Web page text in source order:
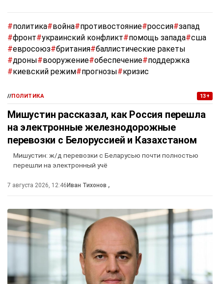
#политика#война#противостояние#россия#запад
#фронт#украинский конфликт#помощь запада#сша
#евросоюз#британия#баллистические ракеты
#дроны#вооружение#обеспечение#поддержка
#киевский режим#прогнозы#кризис
//ПОЛИТИКА 13+
Мишустин рассказал, как Россия перешла
на электронные железнодорожные
перевозки с Белоруссией и Казахстаном
Мишустин: ж/д перевозки с Беларусью почти полностью
перешли на электронный учё
7 августа 2026, 12:46Иван Тихонов ,